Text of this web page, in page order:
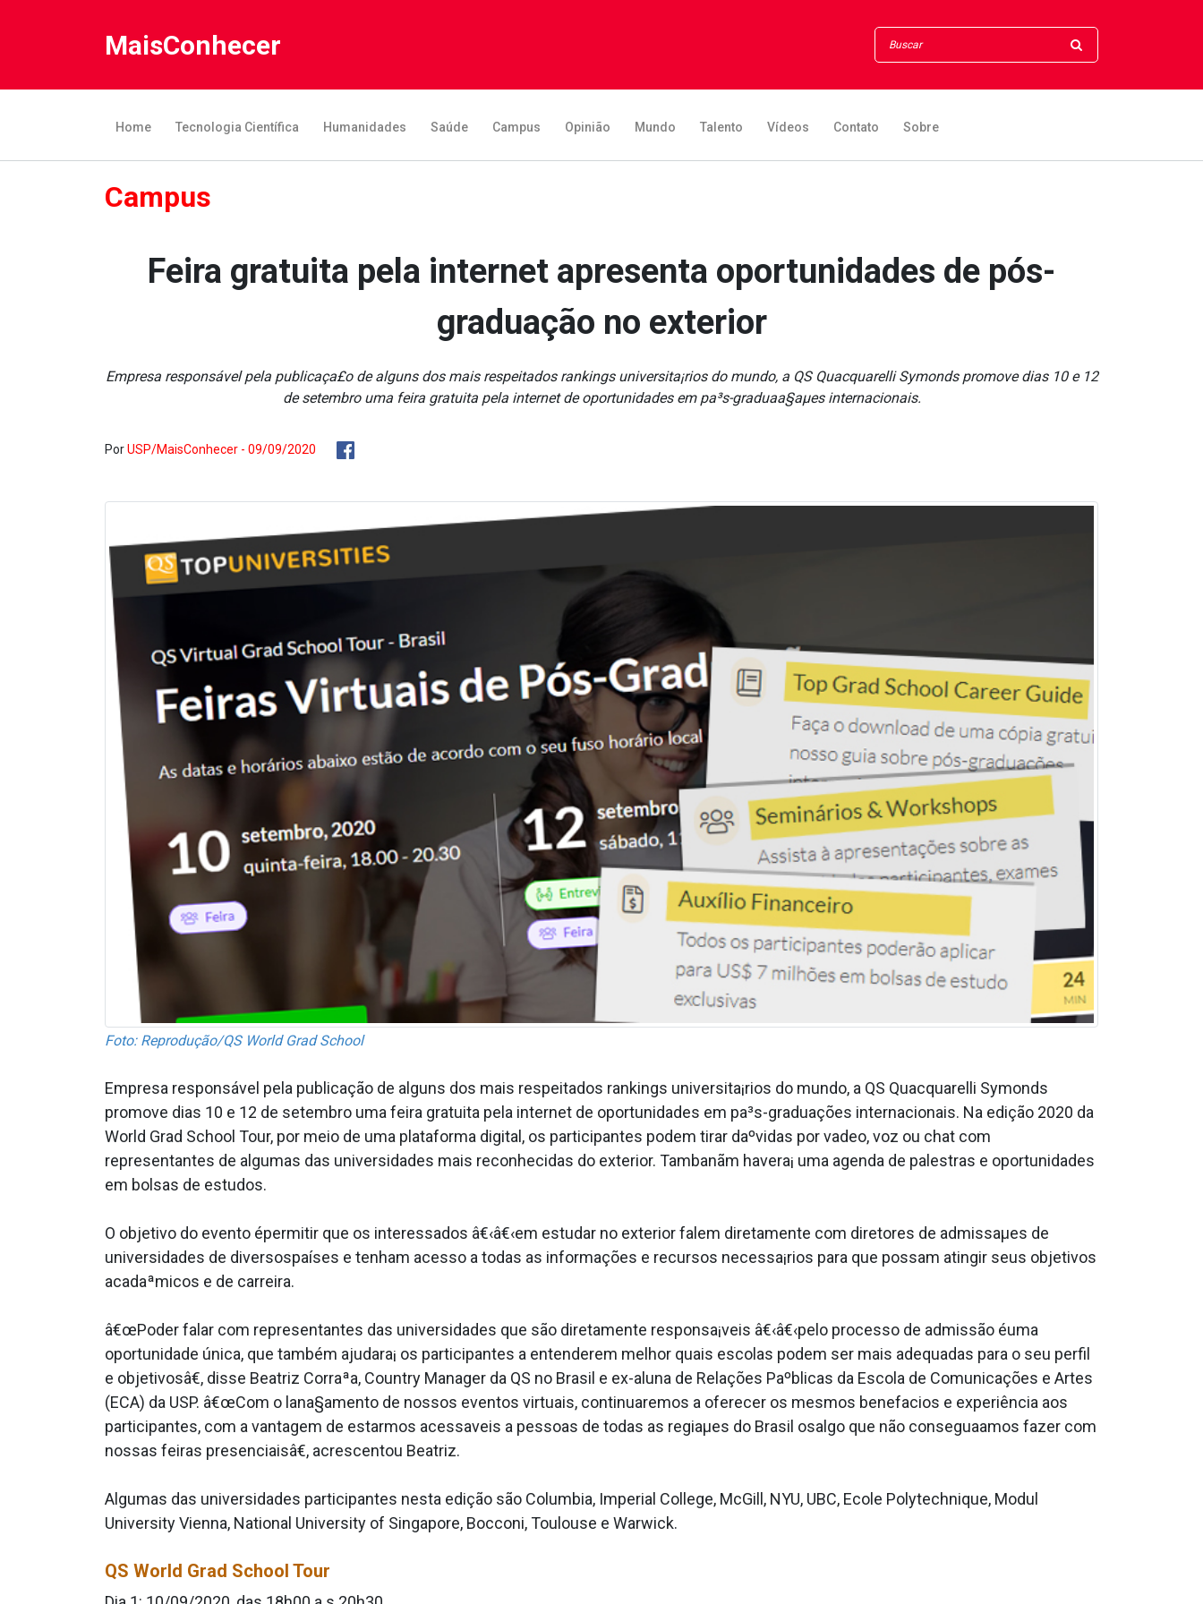
MaisConhecer
Home Tecnologia Científica Humanidades Saúde Campus Opinião Mundo Talento Vídeos Contato Sobre
Campus
Feira gratuita pela internet apresenta oportunidades de pós-
graduação no exterior
Empresa responsável pela publicaça£o de alguns dos mais respeitados rankings universita¡rios do mundo, a QS Quacquarelli Symonds promove dias 10 e 12
de setembro uma feira gratuita pela internet de oportunidades em pa³s-graduaa§aµes internacionais.
PorUSP/MaisConhecer - 09/09/2020
Foto: Reprodução/QS World Grad School
Empresa responsável pela publicação de alguns dos mais respeitados rankings universita¡rios do mundo, a QS Quacquarelli Symonds
promove dias 10 e 12 de setembro uma feira gratuita pela internet de oportunidades em pa³s-graduações internacionais. Na edição 2020 da
World Grad School Tour, por meio de uma plataforma digital, os participantes podem tirar daºvidas por va­deo, voz ou chat com
representantes de algumas das universidades mais reconhecidas do exterior. Tambanãm havera¡ uma agenda de palestras e oportunidades
em bolsas de estudos.
O objetivo do evento épermitir que os interessados â€‹â€‹em estudar no exterior falem diretamente com diretores de admissaµes de
universidades de diversospaíses e tenham acesso a todas as informações e recursos necessa¡rios para que possam atingir seus objetivos
acadaªmicos e de carreira.
â€œPoder falar com representantes das universidades que são diretamente responsa¡veis â€‹â€‹pelo processo de admissão éuma
oportunidade única, que também ajudara¡ os participantes a entenderem melhor quais escolas podem ser mais adequadas para o seu perfil
e objetivosâ€, disse Beatriz Corraªa, Country Manager da QS no Brasil e ex-aluna de Relações Paºblicas da Escola de Comunicações e Artes
(ECA) da USP. â€œCom o lana§amento de nossos eventos virtuais, continuaremos a oferecer os mesmos benefa­cios e experiência aos
participantes, com a vantagem de estarmos acessa­veis a pessoas de todas as regiaµes do Brasil osalgo que não consegua­amos fazer com
nossas feiras presenciaisâ€, acrescentou Beatriz.
Algumas das universidades participantes nesta edição são Columbia, Imperial College, McGill, NYU, UBC, Ecole Polytechnique, Modul
University Vienna, National University of Singapore, Bocconi, Toulouse e Warwick.
QS World Grad School Tour